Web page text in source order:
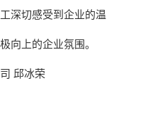
深切感受到企业的温
向上的企业氛围。
邱冰荣